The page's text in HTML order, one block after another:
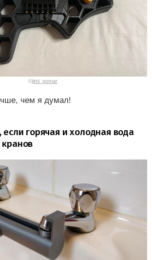
©jimi_pomar
чем я думал!
если горячая и холодная вода